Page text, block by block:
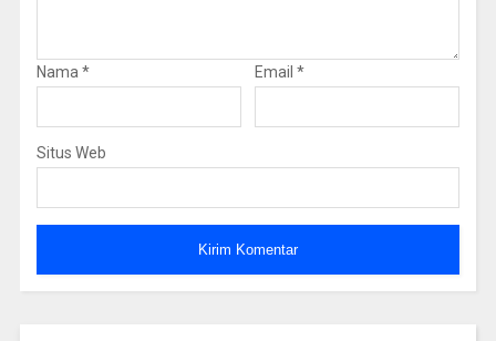
Nama * Email *
Situs Web